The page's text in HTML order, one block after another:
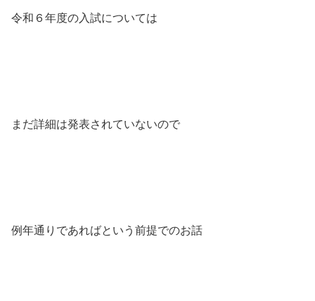
令和６年度の入試については
まだ詳細は発表されていないので
例年通りであればという前提でのお話